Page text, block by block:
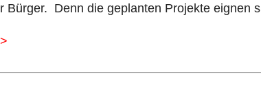
Denn die geplanten Projekte eignen